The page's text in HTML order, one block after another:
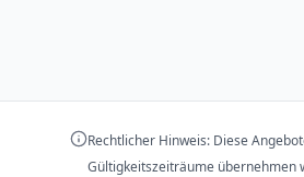
Rechtlicher Hinweis: Diese
Gültigkeitszeiträume übernehmen